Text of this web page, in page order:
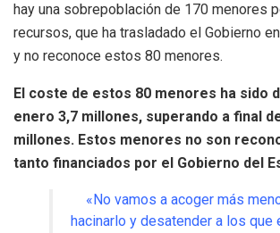
hay una sobrepoblación de 170 menores
recursos, que ha trasladado el Gobierno
y no reconoce estos 80 menores.
El coste de estos 80 menores ha sido
enero 3,7 millones, superando a final
millones. Estos menores no son
tanto financiados por el Gobierno del
«No vamos a acoger más
hacinarlo y desatender a los que